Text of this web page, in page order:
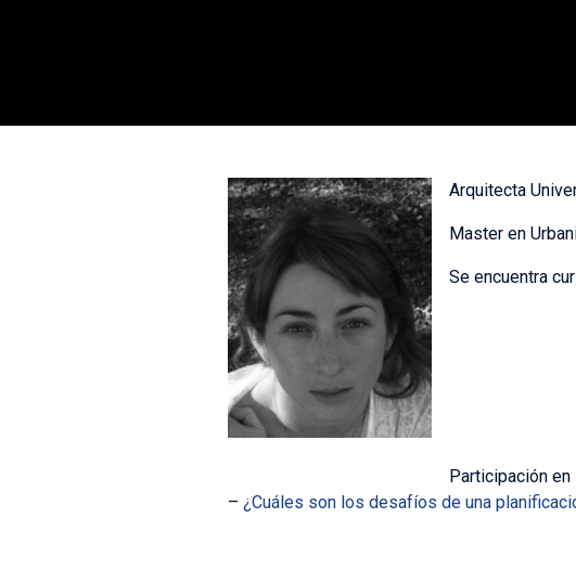
Arquitecta
Master en
Se encuentra
Participación en
– ¿Cuáles son los desafíos de una